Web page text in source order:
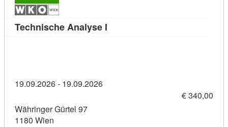
Technische Analyse I
19.09.2026 - 19.09.2026
€ 340,00
Währinger Gürtel 97
1180 Wien